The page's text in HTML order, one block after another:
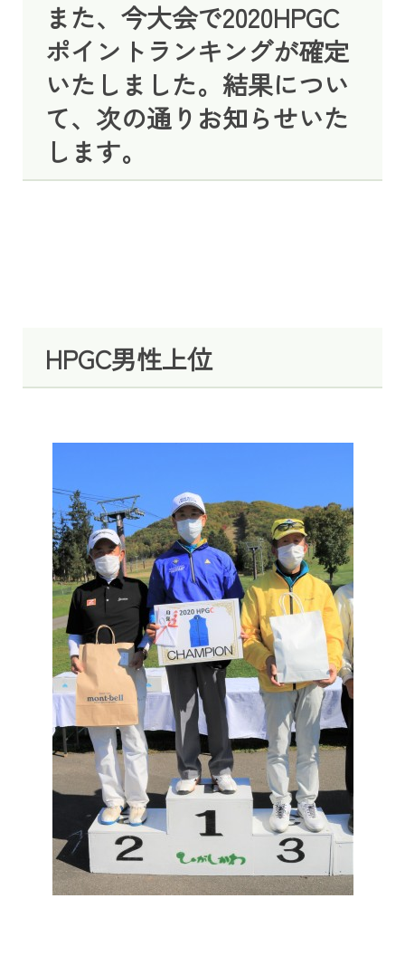
また、今大会で2020HPGC
ポイントランキングが確定
いたしました。結果につい
て、次の通りお知らせいた
します。
HPGC男性上位